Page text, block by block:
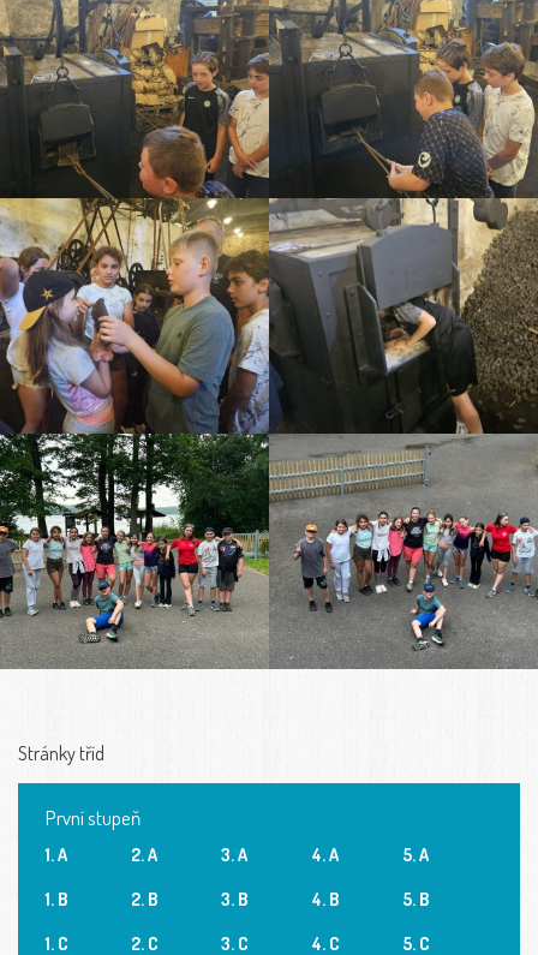
Stránky tříd
První stupeň
1. A
1. B
1. C
2. A
2. B
2. C
3. A
3. B
3. C
4. A
4. B
4. C
5. A
5. B
5. C